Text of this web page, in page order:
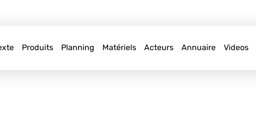
Produits Planning Matériels Acteurs Annuaire Videos